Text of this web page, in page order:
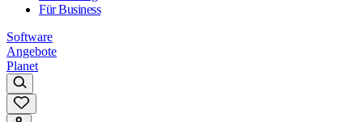
Für Business
Software
Angebote
Planet